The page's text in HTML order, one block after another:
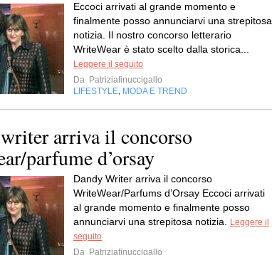
Eccoci arrivati al grande momento e
finalmente posso annunciarvi una strepitosa
notizia. Il nostro concorso letterario
WriteWear è stato scelto dalla storica...
Leggere il seguito
Da Patriziafinuccigallo
LIFESTYLE MODA E TREND
arriva il concorso
parfume d’orsay
Dandy Writer arriva il concorso
WriteWear/Parfums d’Orsay Eccoci arrivati
al grande momento e finalmente posso
annunciarvi una strepitosa notizia.
Leggere il
seguito
Da Patriziafinuccigallo